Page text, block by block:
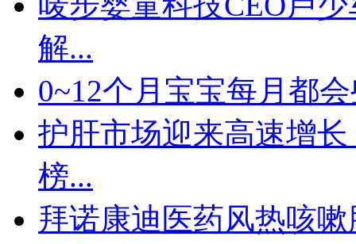
解...
0~12个月宝宝每月都
护肝市场迎来高速增
榜...
拜诺康迪医药风热咳